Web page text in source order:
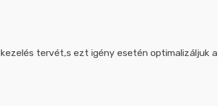
tervét,s ezt igény esetén optimalizáljuk a